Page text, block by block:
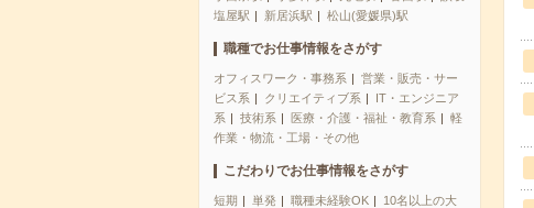
塩屋駅
新居浜駅 松山(愛媛県)駅
職種でお仕事情報をさがす
オフィスワーク・事務系
営業・販売・サー
ビス系
クリエイティブ系
IT・エンジニア
系
技術系 医療・介護・福祉・教育系
軽
作業・物流・工場・その他
こだわりでお仕事情報をさがす
短期 単発 職種未経験OK
10名以上の大